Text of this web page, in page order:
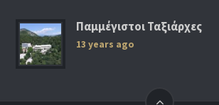
Παμμέγιστοι Ταξιάρχες
13 years ago